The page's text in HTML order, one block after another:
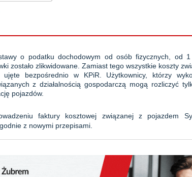
o podatku dochodowym od osób fizycznych, od 1
zostało zlikwidowane. Zamiast tego wszystkie koszty
bezpośrednio w KPiR.
Użytkownicy, którzy
z działalnością gospodarczą mogą rozliczyć
pojazdów.
faktury kosztowej związanej z pojazdem
z nowymi przepisami.